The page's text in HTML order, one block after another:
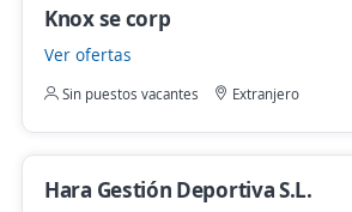
Knox se corp
Ver ofertas
Sin puestos vacantes Extranjero
Hara Gestión Deportiva S.L.